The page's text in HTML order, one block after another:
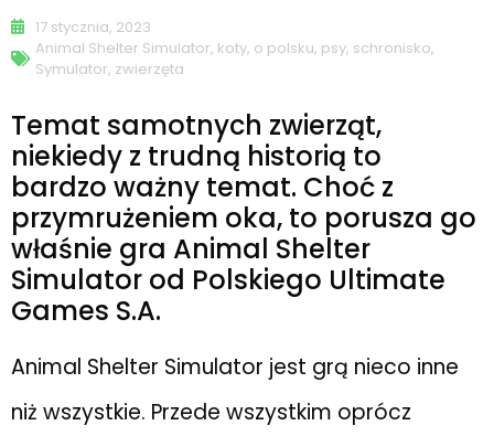
17 stycznia, 2023
Animal Shelter Simulator, koty, o polsku, psy, schronisko,
Symulator, zwierzęta
Temat samotnych zwierząt,
niekiedy z trudną historią to
bardzo ważny temat. Choć z
przymrużeniem oka, to porusza go
właśnie gra Animal Shelter
Simulator od Polskiego Ultimate
Games S.A.
Animal Shelter Simulator jest grą nieco inne
niż wszystkie. Przede wszystkim oprócz